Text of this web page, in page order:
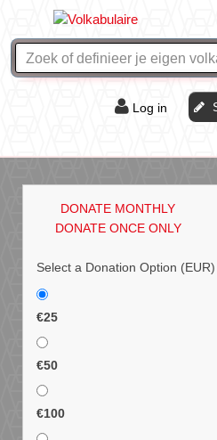
Log in
DONATE MONTHLY
DONATE ONCE ONLY
Select a Donation Option (EUR)
€25
€50
€100